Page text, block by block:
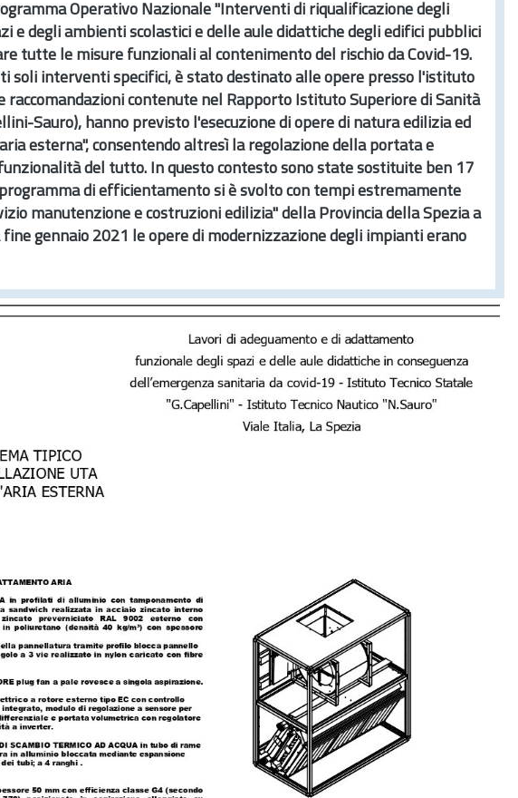
Operativo Nazionale "Interventi di riqualificazione degli
e degli ambienti scolastici e delle aule didattiche degli edifici pubblici
tutte le misure funzionali al contenimento del rischio da Covid-19.
soli interventi specifici, è stato destinato alle opere presso l'istituto
contenute nel Rapporto Istituto Superiore di Sanità
Sauro), hanno previsto l'esecuzione di opere di natura edilizia ed
esterna", consentendo altresì la regolazione della portata e
del tutto. In questo contesto sono state sostituite ben 17
di efficientamento si è svolto con tempi estremamente
manutenzione e costruzioni edilizia" della Provincia della Spezia a
gennaio 2021 le opere di modernizzazione degli impianti erano